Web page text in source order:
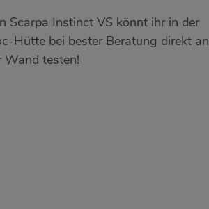
Scarpa Instinct VS könnt ihr in der
Hütte bei bester Beratung direkt an
Wand testen!